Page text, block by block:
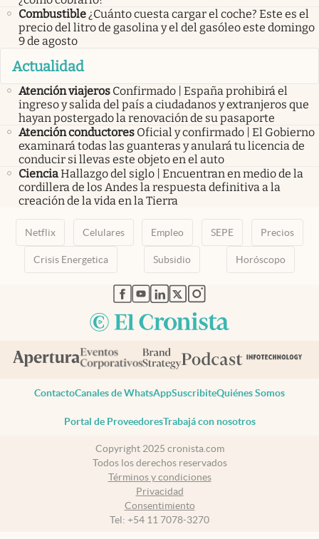
Combustible¿Cuánto cuesta cargar el coche? Este es el
precio del litro de gasolina y el del gasóleo este domingo
9 de agosto
Actualidad
Atención viajeros Confirmado | España prohibirá el
ingreso y salida del país a ciudadanos y extranjeros que
hayan postergado la renovación de su pasaporte
Atención conductores Oficial y confirmado | El Gobierno
examinará todas las guanteras y anulará tu licencia de
conducir si llevas este objeto en el auto
CienciaHallazgo del siglo | Encuentran en medio de la
cordillera de los Andes la respuesta definitiva a la
creación de la vida en la Tierra
Netflix Celulares Empleo SEPE Precios
Crisis Energetica Subsidio Horóscopo
abre en nueva pestaña
abre en nueva pestaña
abre en nueva pestaña
abre en nueva pestaña
abre en nueva pestaña
ContactoCanales de WhatsAppSuscribiteQuiénes Somos
Portal de ProveedoresTrabajá con nosotros
Copyright 2025 cronista.com
Todos los derechos reservados
Términos y condiciones
Privacidad
Consentimiento
Tel: +54 11 7078-3270